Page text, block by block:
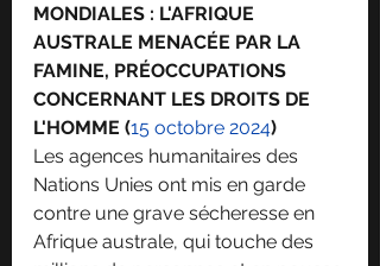
MONDIALES : L'AFRIQUE
AUSTRALE MENACÉE PAR LA
FAMINE, PRÉOCCUPATIONS
CONCERNANT LES DROITS DE
L'HOMME (15 octobre 2024)
Les agences humanitaires des
Nations Unies ont mis en garde
contre une grave sécheresse en
Afrique australe, qui touche des